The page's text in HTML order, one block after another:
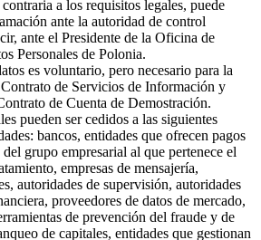
a los requisitos legales, puede
ante la autoridad de control
ante el Presidente de la Oficina de
Personales de Polonia.
es voluntario, pero necesario para la
de Servicios de Información y
de Cuenta de Demostración.
pueden ser cedidos a las siguientes
bancos, entidades que ofrecen pagos
del grupo empresarial al que pertenece el
empresas de mensajería,
autoridades de supervisión, autoridades
proveedores de datos de mercado,
de prevención del fraude y de
de capitales, entidades que gestionan